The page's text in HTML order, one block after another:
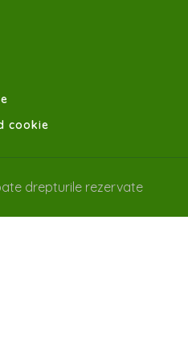
cookie
drepturile rezervate